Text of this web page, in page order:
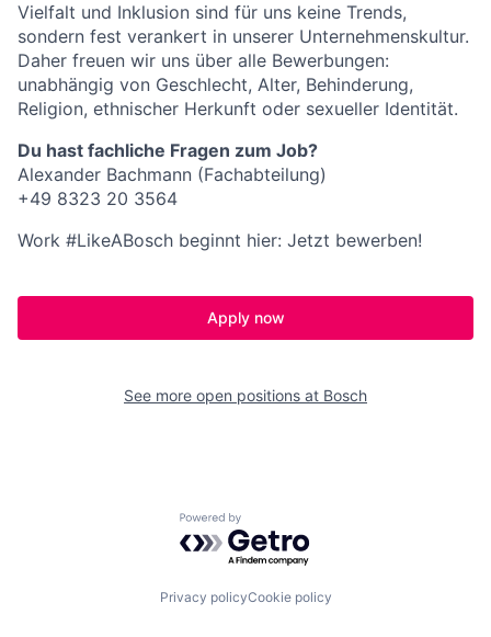
Vielfalt und Inklusion sind für uns keine Trends,
sondern fest verankert in unserer Unternehmenskultur.
Daher freuen wir uns über alle Bewerbungen:
unabhängig von Geschlecht, Alter, Behinderung,
Religion, ethnischer Herkunft oder sexueller Identität.
Du hast fachliche Fragen zum Job?
Alexander Bachmann (Fachabteilung)
+49 8323 20 3564
Work #LikeABosch beginnt hier: Jetzt bewerben!
Apply now
See more open positions at Bosch
Powered by Getro.com
Privacy policyCookie policy